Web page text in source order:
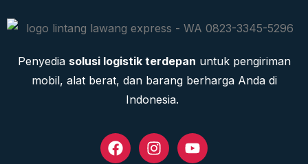
Penyedia solusi logistik terdepan untuk pengiriman
mobil, alat berat, dan barang berharga Anda di
Indonesia.